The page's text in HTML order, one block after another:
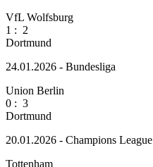
VfL Wolfsburg
1 : 2
Dortmund
24.01.2026 - Bundesliga
Union Berlin
0 : 3
Dortmund
20.01.2026 - Champions League
Tottenham